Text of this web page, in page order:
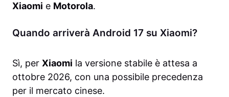
Xiaomi e Motorola.
Quando arriverà Android 17 su Xiaomi?
Sì, per Xiaomi la versione stabile è attesa a
ottobre 2026, con una possibile precedenza
per il mercato cinese.